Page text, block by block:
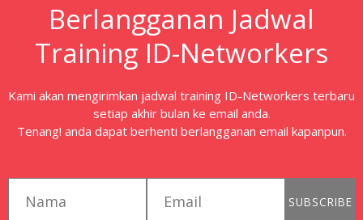
Berlangganan Jadwal
Training ID-Networkers
Kami akan mengirimkan jadwal training ID-Networkers terbaru
setiap akhir bulan ke email anda.
Tenang! anda dapat berhenti berlangganan email kapanpun.
SUBSCRIBE